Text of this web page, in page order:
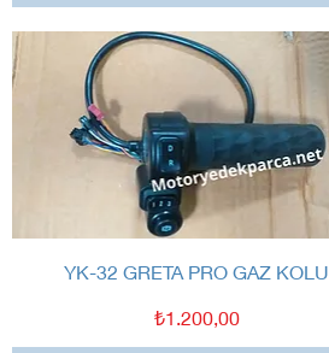
Hızlı Bakış
YK-32 GRETA PRO GAZ KOLU
Fiyat
₺1.200,00